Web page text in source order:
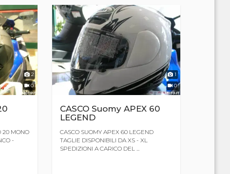
2
0
20 MONO
-
1
0
CASCO Suomy APEX 60
LEGEND
CASCO SUOMY APEX 60 LEGEND
TAGLIE DISPONIBILI DA XS - XL
SPEDIZIONI A CARICO DEL ...